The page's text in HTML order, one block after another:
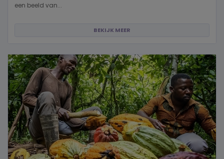
een beeld van...
BEKIJK MEER